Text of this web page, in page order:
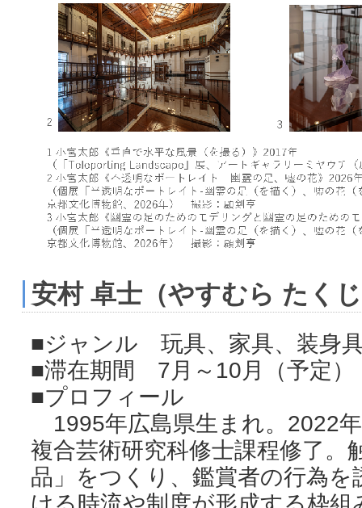
安村 卓士（やすむら たく
■ジャンル 玩具、家具、装身
■滞在期間 7月～10月（予定）
■プロフィール
1995年広島県生まれ。2022
複合芸術研究科修士課程修了。
品」をつくり、鑑賞者の行為